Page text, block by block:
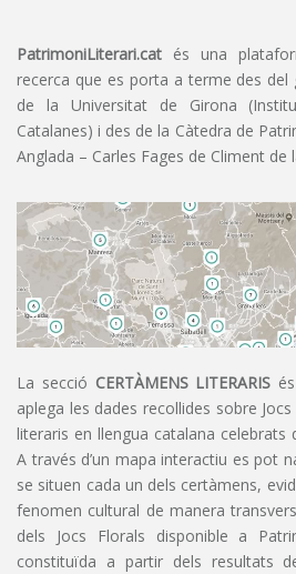
PatrimoniLiterari.cat és una
recerca que es porta a terme des del
de la Universitat de Girona
Catalanes) i des de la Càtedra de
Anglada – Carles Fages de Climent de
La secció CERTÀMENS LITERARIS
aplega les dades recollides sobre
literaris en llengua catalana celebrats
A través d’un mapa interactiu es pot
se situen cada un dels certàmens,
fenomen cultural de manera
dels Jocs Florals disponible a
constituïda a partir dels resultats